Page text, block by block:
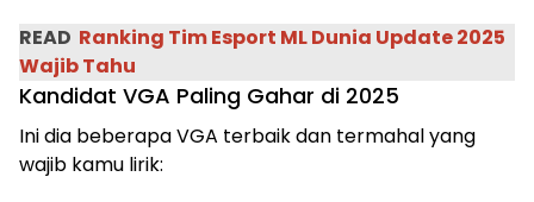
READ Ranking Tim Esport ML Dunia Update 2025
Wajib Tahu
Kandidat VGA Paling Gahar di 2025
Ini dia beberapa VGA terbaik dan termahal yang
wajib kamu lirik: